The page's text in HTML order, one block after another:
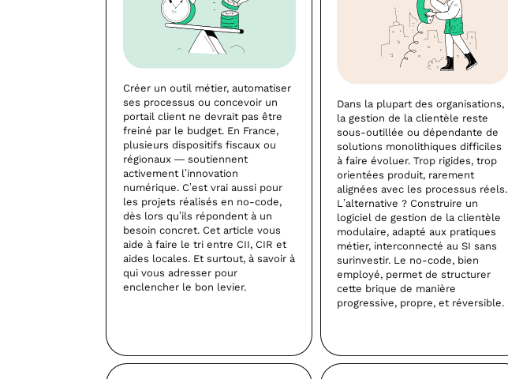
Créer un outil métier, automatiser
ses processus ou concevoir un
portail client ne devrait pas être
freiné par le budget. En France,
plusieurs dispositifs fiscaux ou
régionaux — soutiennent
activement l’innovation
numérique. C’est vrai aussi pour
les projets réalisés en no-code,
dès lors qu’ils répondent à un
besoin concret. Cet article vous
aide à faire le tri entre CII, CIR et
aides locales. Et surtout, à savoir à
qui vous adresser pour
enclencher le bon levier.
Dans la plupart des organisations,
la gestion de la clientèle reste
sous-outillée ou dépendante de
solutions monolithiques difficiles
à faire évoluer. Trop rigides, trop
orientées produit, rarement
alignées avec les processus réels.
L’alternative ? Construire un
logiciel de gestion de la clientèle
modulaire, adapté aux pratiques
métier, interconnecté au SI sans
surinvestir. Le no-code, bien
employé, permet de structurer
cette brique de manière
progressive, propre, et réversible.